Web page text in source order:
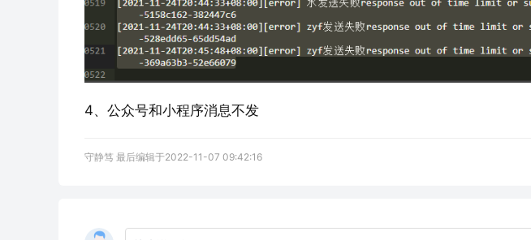
4、公众号和小程序消息不发
守静笃 最后编辑于2022-11-07 09:42:16